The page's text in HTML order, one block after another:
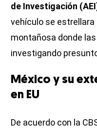
de Investigación
vehículo se
montañosa donde
investigando
México y su
en EU
De acuerdo con la